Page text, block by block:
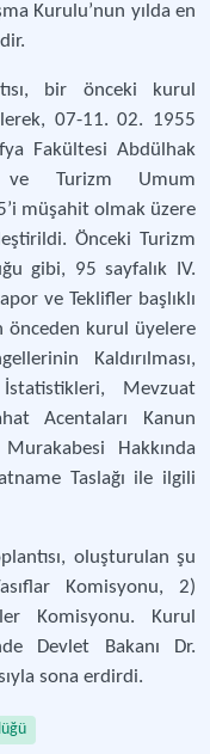
Kurulu’nun yılda en
bir önceki kurul
07-11. 02. 1955
Fakültesi Abdülhak
ve Turizm Umum
müşahit olmak üzere
Önceki Turizm
gibi, 95 sayfalık IV.
ve Teklifler başlıklı
önceden kurul üyelere
Kaldırılması,
Mevzuat
Acentaları Kanun
Hakkında
Taslağı ile ilgili
oluşturulan şu
Komisyonu, 2)
Komisyonu. Kurul
Devlet Bakanı Dr.
sona erdirdi.